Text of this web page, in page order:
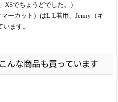
XSでちょうどでした。）
ーカット）はL-L着用、Jenny（キ
ます。
んな商品も買っています